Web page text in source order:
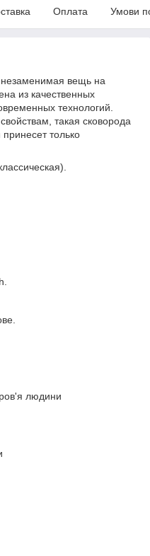
Оплата Умови
вещь на
из качественных
технологий.
такая сковорода
только
людини